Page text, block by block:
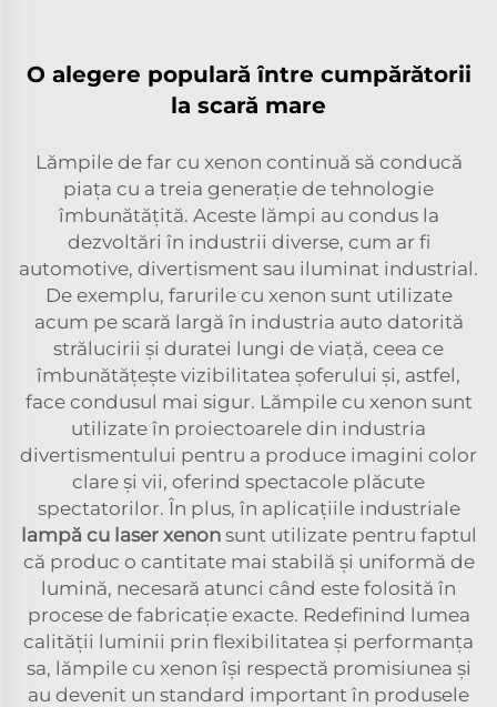
O alegere populară între cumpărătorii
la scară mare
Lămpile de far cu xenon continuă să conducă
piața cu a treia generație de tehnologie
îmbunătățită. Aceste lămpi au condus la
dezvoltări în industrii diverse, cum ar fi
automotive, divertisment sau iluminat industrial.
De exemplu, farurile cu xenon sunt utilizate
acum pe scară largă în industria auto datorită
strălucirii și duratei lungi de viață, ceea ce
îmbunătățește vizibilitatea șoferului și, astfel,
face condusul mai sigur. Lămpile cu xenon sunt
utilizate în proiectoarele din industria
divertismentului pentru a produce imagini color
clare și vii, oferind spectacole plăcute
spectatorilor. În plus, în aplicațiile industriale
lampă cu laser xenon sunt utilizate pentru faptul
că produc o cantitate mai stabilă și uniformă de
lumină, necesară atunci când este folosită în
procese de fabricație exacte. Redefinind lumea
calității luminii prin flexibilitatea și performanța
sa, lămpile cu xenon își respectă promisiunea și
au devenit un standard important în produsele